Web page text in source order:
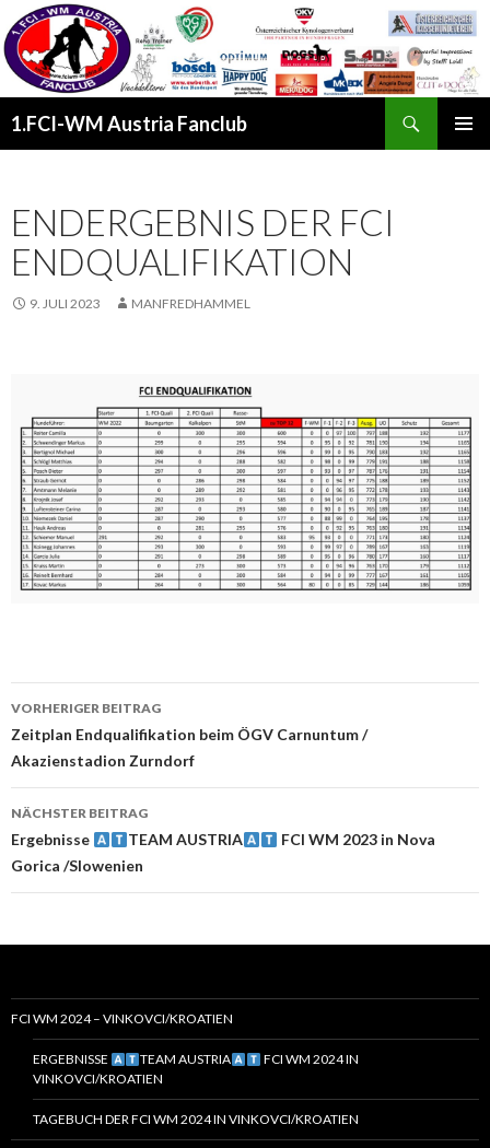
1.FCI-WM Austria Fanclub
ENDERGEBNIS DER FCI
ENDQUALIFIKATION
9. JULI 2023 MANFREDHAMMEL
Beitrags-
Navigation
VORHERIGER BEITRAG
Zeitplan Endqualifikation beim ÖGV Carnuntum /
Akazienstadion Zurndorf
NÄCHSTER BEITRAG
Ergebnisse TEAM AUSTRIA
FCI WM 2023 in Nova
Gorica /Slowenien
FCI WM 2024 – VINKOVCI/KROATIEN
ERGEBNISSE TEAM AUSTRIA
FCI WM 2024 IN
VINKOVCI/KROATIEN
TAGEBUCH DER FCI WM 2024 IN VINKOVCI/KROATIEN